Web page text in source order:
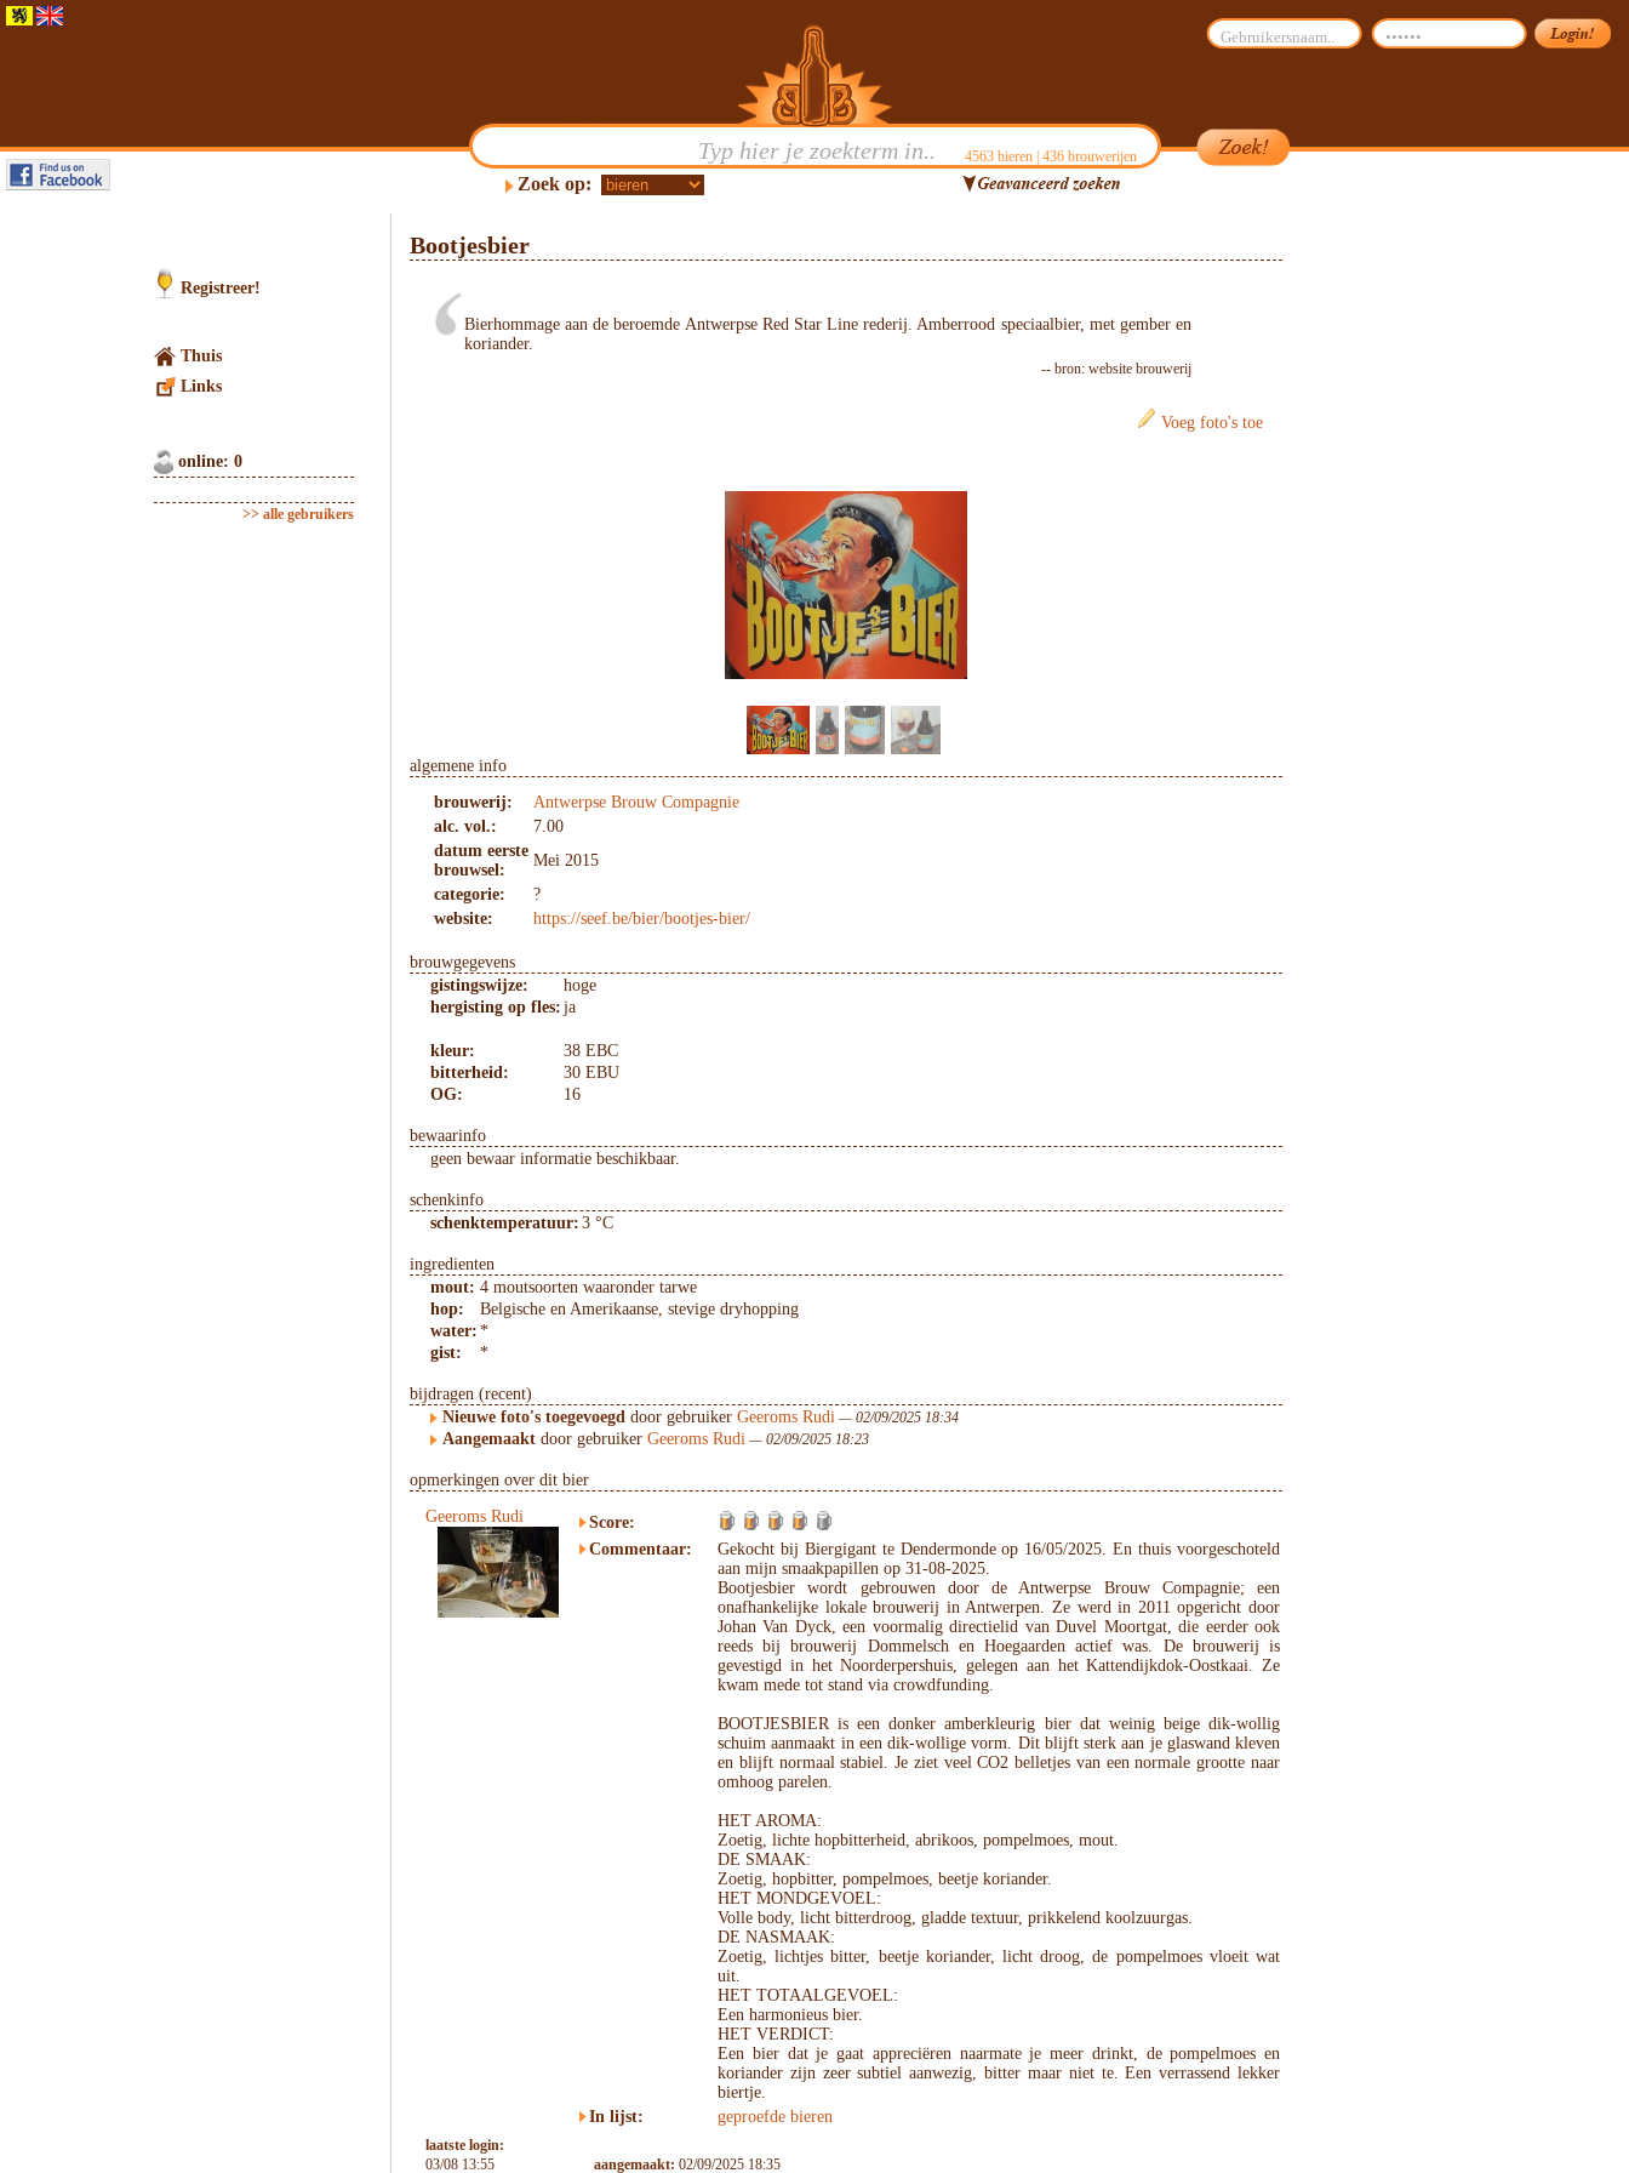
4563bieren | 436brouwerijen
Zoek op:
Registreer!
Thuis
Links
online: 0
>> alle gebruikers
Bootjesbier
Bierhommage aan de beroemde Antwerpse Red Star Line rederij. Amberrood speciaalbier, met gember en
koriander.
-- bron: website brouwerij
Voeg foto's toe
algemene info
brouwerij:
Antwerpse Brouw Compagnie
alc. vol.:
7.00
datum eerste
brouwsel:
Mei 2015
categorie:
?
website:
https://seef.be/bier/bootjes-bier/
brouwgegevens
gistingswijze:
hoge
hergisting op fles: ja
kleur:
38 EBC
bitterheid:
30 EBU
OG:
16
bewaarinfo
geen bewaar informatie beschikbaar.
schenkinfo
schenktemperatuur: 3 °C
ingredienten
mout: 4 moutsoorten waaronder tarwe
hop:
Belgische en Amerikaanse, stevige dryhopping
water: *
gist:
*
bijdragen (recent)
Nieuwe foto's toegevoegd door gebruiker Geeroms Rudi — 02/09/2025 18:34
Aangemaakt door gebruiker Geeroms Rudi — 02/09/2025 18:23
opmerkingen over dit bier
Geeroms Rudi
Score:
Commentaar:
Gekocht bij Biergigant te Dendermonde op 16/05/2025. En thuis voorgeschoteld
aan mijn smaakpapillen op 31-08-2025.
Bootjesbier wordt gebrouwen door de Antwerpse Brouw Compagnie; een
onafhankelijke lokale brouwerij in Antwerpen. Ze werd in 2011 opgericht door
Johan Van Dyck, een voormalig directielid van Duvel Moortgat, die eerder ook
reeds bij brouwerij Dommelsch en Hoegaarden actief was. De brouwerij is
gevestigd in het Noorderpershuis, gelegen aan het Kattendijkdok-Oostkaai. Ze
kwam mede tot stand via crowdfunding.
BOOTJESBIER is een donker amberkleurig bier dat weinig beige dik-wollig
schuim aanmaakt in een dik-wollige vorm. Dit blijft sterk aan je glaswand kleven
en blijft normaal stabiel. Je ziet veel CO2 belletjes van een normale grootte naar
omhoog parelen.
HET AROMA:
Zoetig, lichte hopbitterheid, abrikoos, pompelmoes, mout.
DE SMAAK:
Zoetig, hopbitter, pompelmoes, beetje koriander.
HET MONDGEVOEL:
Volle body, licht bitterdroog, gladde textuur, prikkelend koolzuurgas.
DE NASMAAK:
Zoetig, lichtjes bitter, beetje koriander, licht droog, de pompelmoes vloeit wat
uit.
HET TOTAALGEVOEL:
Een harmonieus bier.
HET VERDICT:
Een bier dat je gaat appreciëren naarmate je meer drinkt, de pompelmoes en
koriander zijn zeer subtiel aanwezig, bitter maar niet te. Een verrassend lekker
biertje.
In lijst:
geproefde bieren
laatste login:
03/08 13:55
aangemaakt: 02/09/2025 18:35